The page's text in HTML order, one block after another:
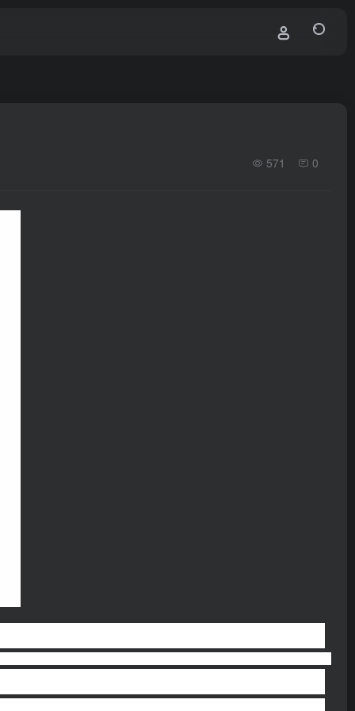
571 0